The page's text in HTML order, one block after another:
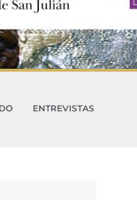
ENTREVISTAS